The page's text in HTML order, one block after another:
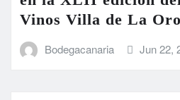
Vinos Villa de La
Bodegacanaria Jun 22,